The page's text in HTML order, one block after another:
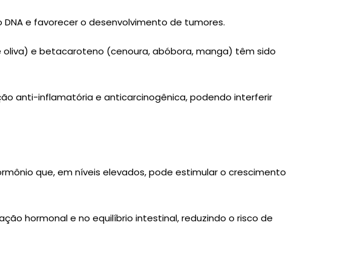
e favorecer o desenvolvimento de tumores.
oliva) e betacaroteno (cenoura, abóbora, manga) têm sido
anti-inflamatória e anticarcinogênica, podendo interferir
que, em níveis elevados, pode estimular o crescimento
hormonal e no equilíbrio intestinal, reduzindo o risco de